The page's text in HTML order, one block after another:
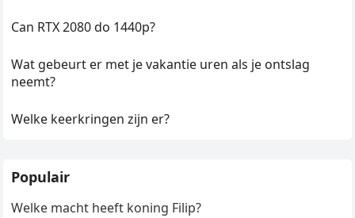
Can RTX 2080 do 1440p?
Wat gebeurt er met je vakantie uren als je ontslag
neemt?
Welke keerkringen zijn er?
Populair
Welke macht heeft koning Filip?